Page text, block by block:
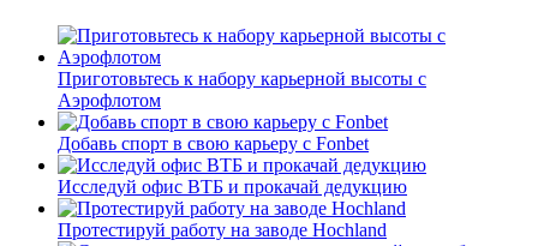
Приготовьтесь к набору карьерной высоты с
Аэрофлотом
Добавь спорт в свою карьеру с Fonbet
Исследуй офис ВТБ и прокачай дедукцию
Протестируй работу на заводе Hochland